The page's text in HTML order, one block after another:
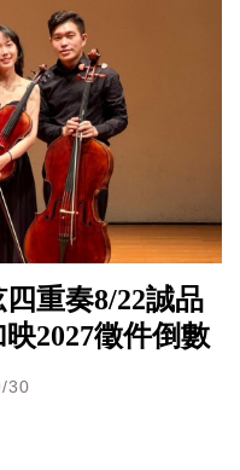
四重奏8/22誠品
2027徵件倒數
30